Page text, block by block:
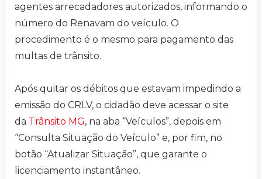
agentes arrecadadores autorizados, informando o
número do Renavam do veículo. O
procedimento é o mesmo para pagamento das
multas de trânsito.
Após quitar os débitos que estavam impedindo a
emissão do CRLV, o cidadão deve acessar o site
da Trânsito MG, na aba “Veículos”, depois em
“Consulta Situação do Veículo” e, por fim, no
botão “Atualizar Situação”, que garante o
licenciamento instantâneo.